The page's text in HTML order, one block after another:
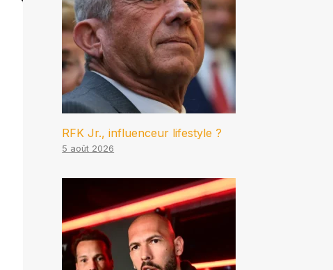
RFK Jr., influenceur lifestyle ?
5 août 2026